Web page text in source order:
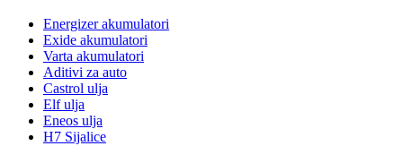
Energizer akumulatori
Exide akumulatori
Varta akumulatori
Aditivi za auto
Castrol ulja
Elf ulja
Eneos ulja
H7 Sijalice